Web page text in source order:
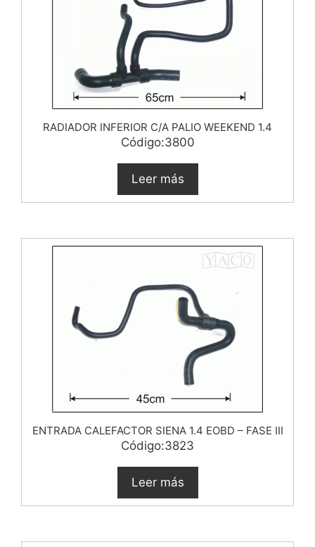
RADIADOR INFERIOR C/A PALIO WEEKEND 1.4
Código:3800
Leer más
ENTRADA CALEFACTOR SIENA 1.4 EOBD – FASE III
Código:3823
Leer más